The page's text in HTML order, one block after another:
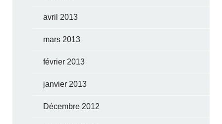
avril 2013
mars 2013
février 2013
janvier 2013
Décembre 2012